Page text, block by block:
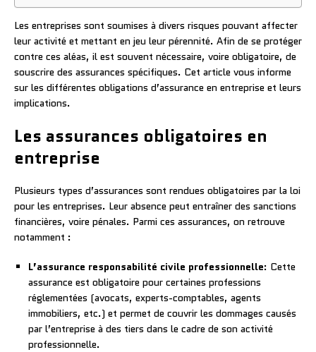
Les entreprises sont soumises à divers risques pouvant affecter
leur activité et mettant en jeu leur pérennité. Afin de se protéger
contre ces aléas, il est souvent nécessaire, voire obligatoire, de
souscrire des assurances spécifiques. Cet article vous informe
sur les différentes obligations d’assurance en entreprise et leurs
implications.
Les assurances obligatoires en
entreprise
Plusieurs types d’assurances sont rendues obligatoires par la loi
pour les entreprises. Leur absence peut entraîner des sanctions
financières, voire pénales. Parmi ces assurances, on retrouve
notamment :
L’assurance responsabilité civile professionnelle: Cette
assurance est obligatoire pour certaines professions
réglementées (avocats, experts-comptables, agents
immobiliers, etc.) et permet de couvrir les dommages causés
par l’entreprise à des tiers dans le cadre de son activité
professionnelle.